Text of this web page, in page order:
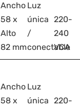
Ancho
58 x
Alto
82 mm
Luz
única
/
conectable
220-
240
VCA
Ancho
58 x
Luz
única 220-